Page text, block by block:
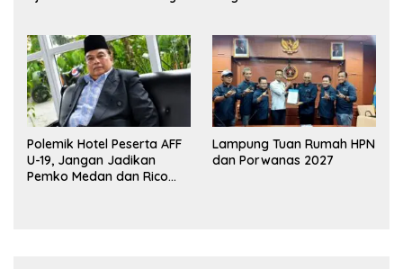
Polemik Hotel Peserta AFF
U-19, Jangan Jadikan
Pemko Medan dan Rico
Lampung Tuan Rumah HPN
dan Porwanas 2027